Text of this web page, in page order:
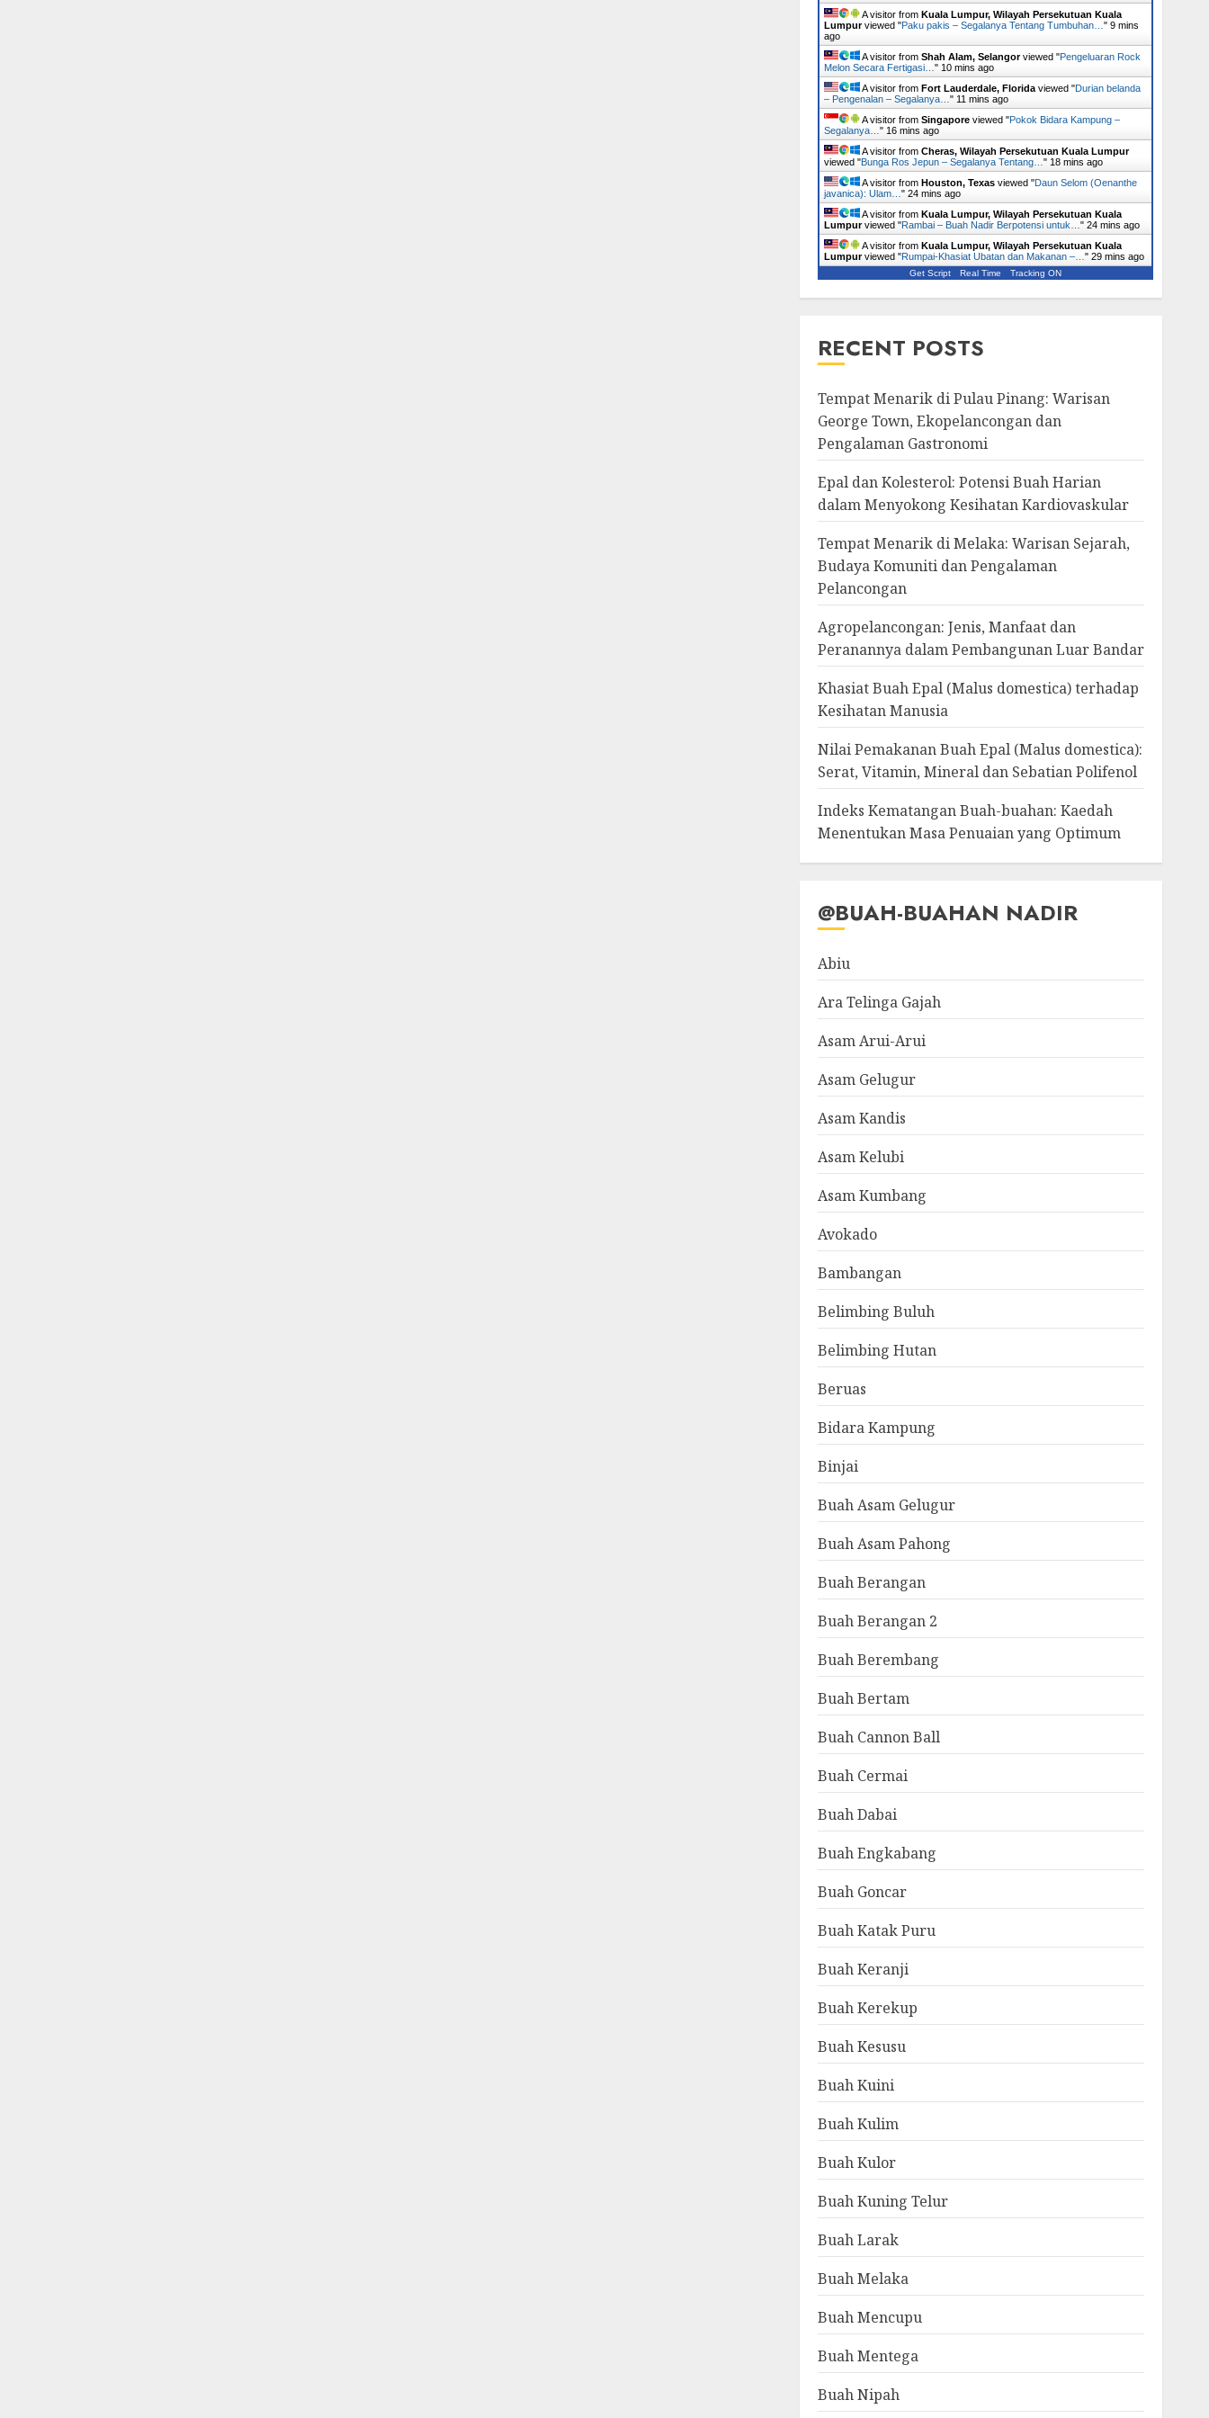
A visitor from Kuala Lumpur, Wilayah Persekutuan Kuala
Lumpurviewed "Paku pakis – Segalanya Tentang Tumbuhan… " 9 mins
ago
A visitor from Shah Alam, Selangorviewed "Pengeluaran Rock
Melon Secara Fertigasi… " 10 mins ago
A visitor from Fort Lauderdale, Floridaviewed "Durian belanda
– Pengenalan – Segalanya… " 11 mins ago
A visitor from Singaporeviewed "Pokok Bidara Kampung –
Segalanya… " 16 mins ago
A visitor from Cheras, Wilayah Persekutuan Kuala Lumpur
viewed "Bunga Ros Jepun – Segalanya Tentang… " 18 mins ago
A visitor from Houston, Texasviewed "Daun Selom (Oenanthe
javanica): Ulam… " 24 mins ago
A visitor from Kuala Lumpur, Wilayah Persekutuan Kuala
Lumpurviewed "Rambai – Buah Nadir Berpotensi untuk… " 24 mins ago
A visitor from Kuala Lumpur, Wilayah Persekutuan Kuala
Lumpurviewed "Rumpai-Khasiat Ubatan dan Makanan –… " 29 mins ago
Get Script Real Time Tracking ON
RECENT POSTS
Tempat Menarik di Pulau Pinang: Warisan
George Town, Ekopelancongan dan
Pengalaman Gastronomi
Epal dan Kolesterol: Potensi Buah Harian
dalam Menyokong Kesihatan Kardiovaskular
Tempat Menarik di Melaka: Warisan Sejarah,
Budaya Komuniti dan Pengalaman
Pelancongan
Agropelancongan: Jenis, Manfaat dan
Peranannya dalam Pembangunan Luar Bandar
Khasiat Buah Epal (Malus domestica) terhadap
Kesihatan Manusia
Nilai Pemakanan Buah Epal (Malus domestica):
Serat, Vitamin, Mineral dan Sebatian Polifenol
Indeks Kematangan Buah-buahan: Kaedah
Menentukan Masa Penuaian yang Optimum
@BUAH-BUAHAN NADIR
Abiu
Ara Telinga Gajah
Asam Arui-Arui
Asam Gelugur
Asam Kandis
Asam Kelubi
Asam Kumbang
Avokado
Bambangan
Belimbing Buluh
Belimbing Hutan
Beruas
Bidara Kampung
Binjai
Buah Asam Gelugur
Buah Asam Pahong
Buah Berangan
Buah Berangan 2
Buah Berembang
Buah Bertam
Buah Cannon Ball
Buah Cermai
Buah Dabai
Buah Engkabang
Buah Goncar
Buah Katak Puru
Buah Keranji
Buah Kerekup
Buah Kesusu
Buah Kuini
Buah Kulim
Buah Kulor
Buah Kuning Telur
Buah Larak
Buah Melaka
Buah Mencupu
Buah Mentega
Buah Nipah